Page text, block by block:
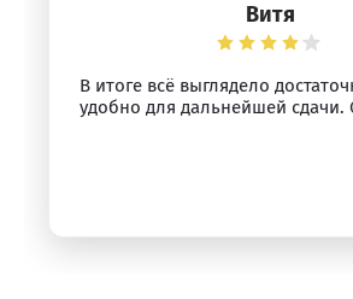
Витя
В итоге всё выглядело
удобно для дальнейшей сдачи.